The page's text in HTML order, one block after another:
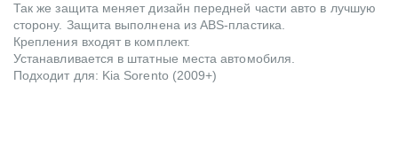
Так же защита меняет дизайн передней части авто в лучшую
сторону. Защита выполнена из ABS-пластика.
Крепления входят в комплект.
Устанавливается в штатные места автомобиля.
Подходит для: Kia Sorento (2009+)